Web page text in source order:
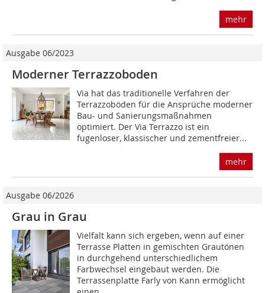
mehr
Ausgabe 06/2023
Moderner Terrazzoboden
Via hat das traditionelle Verfahren der
Terrazzoböden für die Ansprüche moderner
Bau- und Sanierungsmaßnahmen
optimiert. Der Via Terrazzo ist ein
fugenloser, klassischer und zementfreier...
mehr
Ausgabe 06/2026
Grau in Grau
Vielfalt kann sich ergeben, wenn auf einer
Terrasse Platten in gemischten Grautönen
in durchgehend unterschiedlichem
Farbwechsel eingebaut werden. Die
Terrassenplatte Farly von Kann ermöglicht